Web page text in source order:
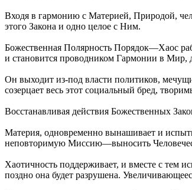
Входя в гармонию с Материей, Природой,
этого Закона и одно целое с Ним.
Божественная Полярность Порядок—Хаос
и становится проводником Гармонии в Мир,
Он выходит из-под власти политиков,
созерцает весь этот социальный бред,
Восстанавливая действия Божественных
Материя, одновременно вынашивает и
неповторимую Миссию—выносить
Хаотичность поддерживает, и вместе с тем
поздно она будет разрушена.